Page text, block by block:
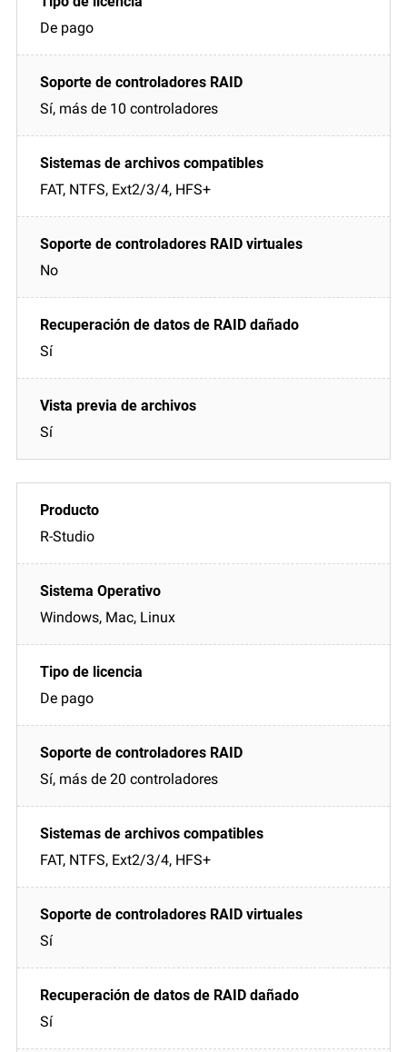
De pago
Sí, más de 10 controladores
FAT, NTFS, Ext2/3/4, HFS+
No
Sí
Sí
R-Studio
Windows, Mac, Linux
De pago
Sí, más de 20 controladores
FAT, NTFS, Ext2/3/4, HFS+
Sí
Sí